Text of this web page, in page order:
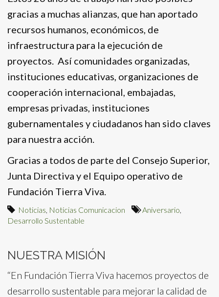
gracias a muchas alianzas, que han aportado
recursos humanos, económicos, de
infraestructura para la ejecución de
proyectos. Así comunidades organizadas,
instituciones educativas, organizaciones de
cooperación internacional, embajadas,
empresas privadas, instituciones
gubernamentales y ciudadanos han sido claves
para nuestra acción.
Gracias a todos de parte del Consejo Superior,
Junta Directiva y el Equipo operativo de
Fundación Tierra Viva.
Noticias, Noticias Comunicacion Aniversario,
Desarrollo Sustentable
NUESTRA MISIÓN
“En Fundación Tierra Viva hacemos proyectos de
desarrollo sustentable para mejorar la calidad de